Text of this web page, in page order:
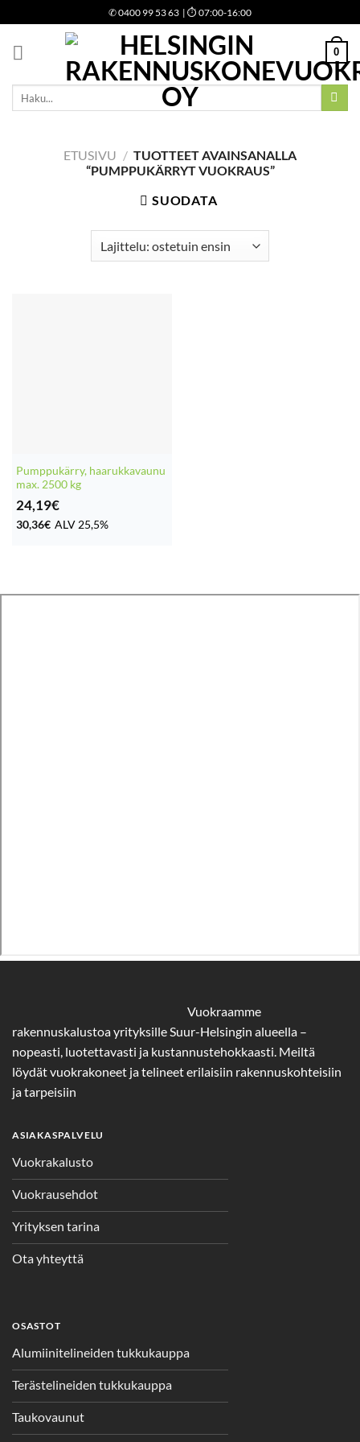
to
content
✆0400 99 53 63 | ⏱ 07:00-16:00
0
Etsi:
ETUSIVU / TUOTTEET AVAINSANALLA
“PUMPPUKÄRRYT VUOKRAUS”
SUODATA
Pumppukärry, haarukkavaunu
max. 2500 kg
24,19€
30,36€ ALV 25,5%
Vuokraamme
rakennuskalustoa yrityksille Suur-Helsingin alueella –
nopeasti, luotettavasti ja kustannustehokkaasti. Meiltä
löydät vuokrakoneet ja telineet erilaisiin rakennuskohteisiin
ja tarpeisiin
ASIAKASPALVELU
Vuokrakalusto
Vuokrausehdot
Yrityksen tarina
Ota yhteyttä
OSASTOT
Alumiinitelineiden tukkukauppa
Terästelineiden tukkukauppa
Taukovaunut